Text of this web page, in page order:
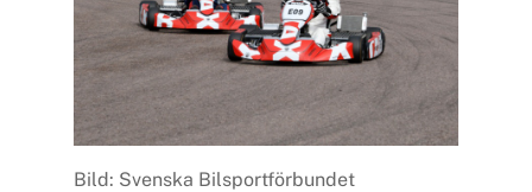
Bild: Svenska Bilsportförbundet